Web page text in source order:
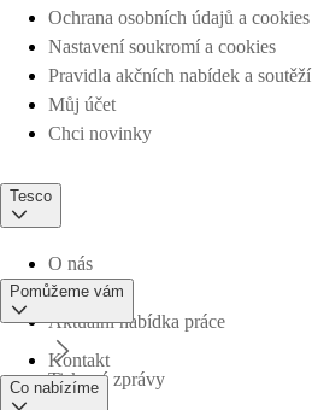
Ochrana osobních údajů a cookies
Nastavení soukromí a cookies
Pravidla akčních nabídek a soutěží
Můj účet
Chci novinky
Tesco
O nás
Aktuální nabídka práce
Tiskové zprávy
Pomůžeme vám
Kontakt
Co nabízíme